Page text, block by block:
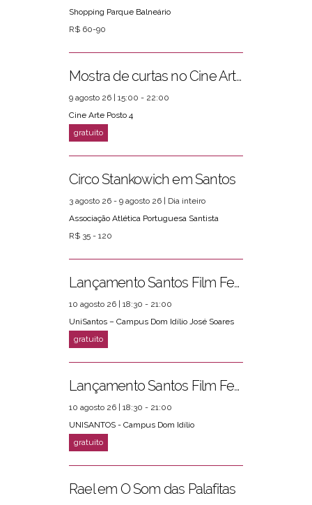
Shopping Parque Balneário
R$ 60-90
Mostra de curtas no Cine Arte Posto 4
9 agosto 26 | 15:00 - 22:00
Cine Arte Posto 4
Circo Stankowich em Santos
3 agosto 26 - 9 agosto 26 | Dia inteiro
Associação Atlética Portuguesa Santista
R$ 35 - 120
Lançamento Santos Film Fest
10 agosto 26 | 18:30 - 21:00
UniSantos – Campus Dom Idílio José Soares
Lançamento Santos Film Fest
10 agosto 26 | 18:30 - 21:00
UNISANTOS - Campus Dom Idílio
Rael em O Som das Palafitas